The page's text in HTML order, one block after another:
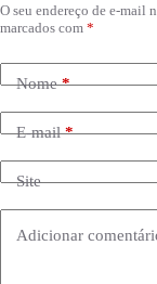
O seu endereço de e-mail
marcados com *
Nome*
E-mail*
Site
Adicionar